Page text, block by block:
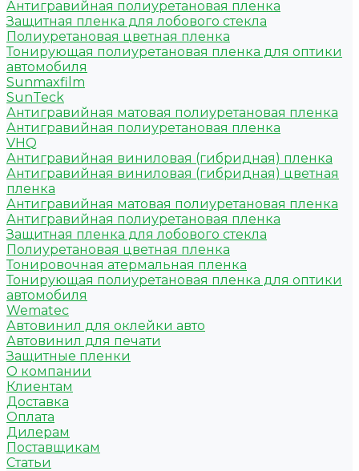
Антигравийная полиуретановая пленка
Защитная пленка для лобового стекла
Полиуретановая цветная пленка
Тонирующая полиуретановая пленка для оптики
автомобиля
Sunmaxfilm
SunTeck
Антигравийная матовая полиуретановая пленка
Антигравийная полиуретановая пленка
VHQ
Антигравийная виниловая (гибридная) пленка
Антигравийная виниловая (гибридная) цветная
пленка
Антигравийная матовая полиуретановая пленка
Антигравийная полиуретановая пленка
Защитная пленка для лобового стекла
Полиуретановая цветная пленка
Тонировочная атермальная пленка
Тонирующая полиуретановая пленка для оптики
автомобиля
Wematec
Автовинил для оклейки авто
Автовинил для печати
Защитные пленки
О компании
Клиентам
Доставка
Оплата
Дилерам
Поставщикам
Статьи